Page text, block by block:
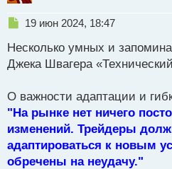
Н
п
р
и
т
а
н
н
ы
19 июн 2024, 18:47
Несколько умных и
Джека Швагера
О важности адаптации и
"На рынке нет ничего
изменений. Трейдеры
адаптироваться к новым
обречены на неудачу."